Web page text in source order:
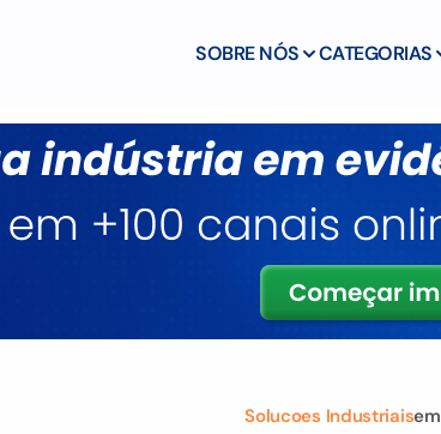
SOBRE NÓS CATEGORIAS
Solucoes Industriaisem